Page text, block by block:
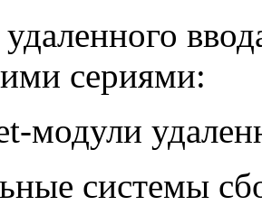
сериями:
модули
системы